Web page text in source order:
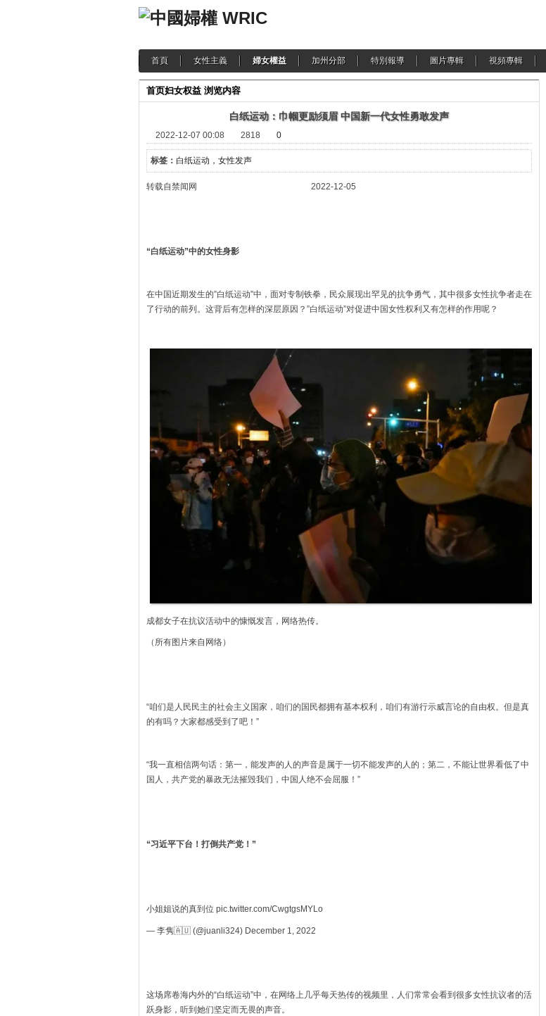
首頁 女性主義 婦女權益 加州分部 特別報導 圖片專輯 視頻專輯
首页妇女权益 浏览内容
白纸运动：巾帼更励须眉 中国新一代女性勇敢发声
2022-12-07 00:08 2818 0
标签： 白纸运动，女性发声
转载自禁闻网 2022-12-05
“白纸运动”中的女性身影
在中国近期发生的”白纸运动”中，面对专制铁拳，民众展现出罕见的抗争勇气，其中很多女性抗争者走在
了行动的前列。这背后有怎样的深层原因？”白纸运动”对促进中国女性权利又有怎样的作用呢？
成都女子在抗议活动中的慷慨发言，网络热传。
（所有图片来自网络）
“咱们是人民民主的社会主义国家，咱们的国民都拥有基本权利，咱们有游行示威言论的自由权。但是真
的有吗？大家都感受到了吧！”
“我一直相信两句话：第一，能发声的人的声音是属于一切不能发声的人的；第二，不能让世界看低了中
国人，共产党的暴政无法摧毁我们，中国人绝不会屈服！”
“习近平下台！打倒共产党！”
小姐姐说的真到位 pic.twitter.com/CwgtgsMYLo
— 李隽🇦🇺 (@juanli324) December 1, 2022
这场席卷海内外的“白纸运动”中，在网络上几乎每天热传的视频里，人们常常会看到很多女性抗议者的活
跃身影，听到她们坚定而无畏的声音。